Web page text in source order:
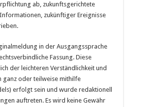
ab, zukunftsgerichtete
zukünftiger Ereignisse
in der Ausgangssprache
Fassung. Diese
der leichteren Verständlichkeit und
ganz oder teilweise mithilfe
erfolgt sein und wurde redaktionell
auftreten. Es wird keine Gewähr